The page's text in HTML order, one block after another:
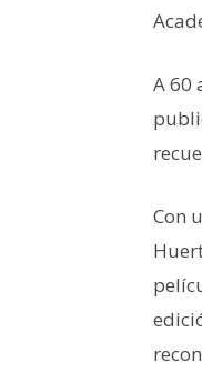
A 60
Con